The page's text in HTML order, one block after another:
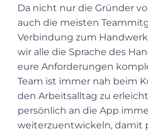
Da nicht nur die Gründer
auch die meisten
Verbindung zum
wir alle die Sprache des
eure Anforderungen
Team ist immer nah beim
den Arbeitsalltag zu
persönlich an die App
weiterzuentwickeln, damit